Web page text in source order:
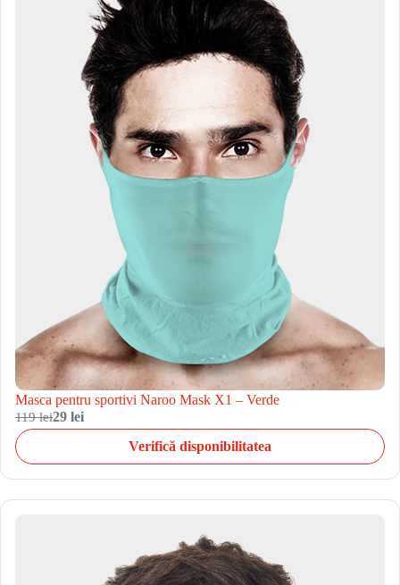
Masca pentru sportivi Naroo Mask X1 – Verde
119 lei29 lei
Verifică disponibilitatea